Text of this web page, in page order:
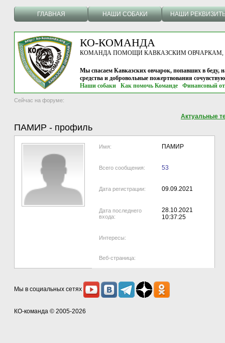
ГЛАВНАЯ НАШИ СОБАКИ НАШИ
КО-КОМАНДА
КОМАНДА ПОМОЩИ КАВКАЗСКИМ ОВЧАРКАМ, г.
Мы спасаем Кавказских овчарок, попавших в беду,
средства и добровольные пожертвования
Наши собаки
Как помочь Команде Финансовый
Сейчас на форуме:
Актуальные
ПАМИР - профиль
Имя: ПАМИР
Всего сообщения: 53
Дата регистрации: 09.09.2021
Дата последнего
входа:
28.10.2021
10:37:25
Интересы:
Веб-страница:
Мы в социальных сетях
КО-команда © 2005-2026